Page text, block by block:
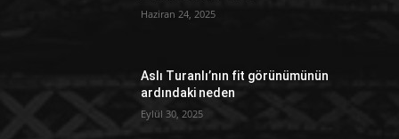
Haziran 24, 2025
Aslı Turanlı’nın fit görünümünün
ardındaki neden
Eylül 30, 2025